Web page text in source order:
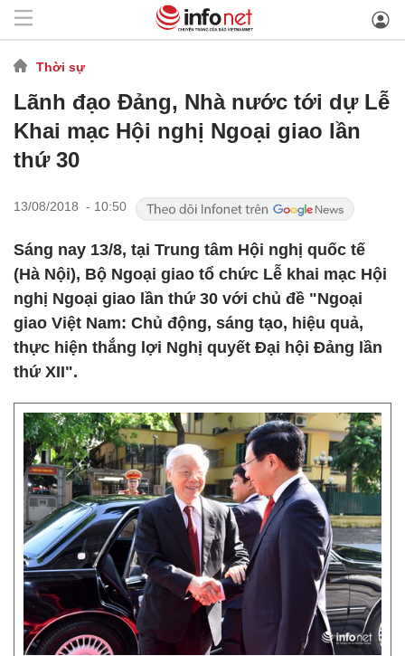
Thời sự
Lãnh đạo Đảng, Nhà nước tới dự Lễ
Khai mạc Hội nghị Ngoại giao lần
thứ 30
13/08/2018 - 10:50
Sáng nay 13/8, tại Trung tâm Hội nghị quốc tế
(Hà Nội), Bộ Ngoại giao tổ chức Lễ khai mạc Hội
nghị Ngoại giao lần thứ 30 với chủ đề "Ngoại
giao Việt Nam: Chủ động, sáng tạo, hiệu quả,
thực hiện thắng lợi Nghị quyết Đại hội Đảng lần
thứ XII".